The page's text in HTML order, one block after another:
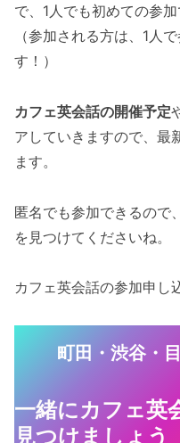
で、1人でも初めての参
（参加される方は、1人
す！）
カフェ英会話の開催予定
アしていきますので、最
ます。
匿名でも参加できるので
を見つけてくださいね。
カフェ英会話の参加申し
町田・渋谷・
一緒にカフェ英
見つけ ましょう